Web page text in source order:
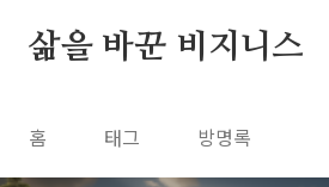
삶을 바꾼 비지니스
홈 태그 방명록